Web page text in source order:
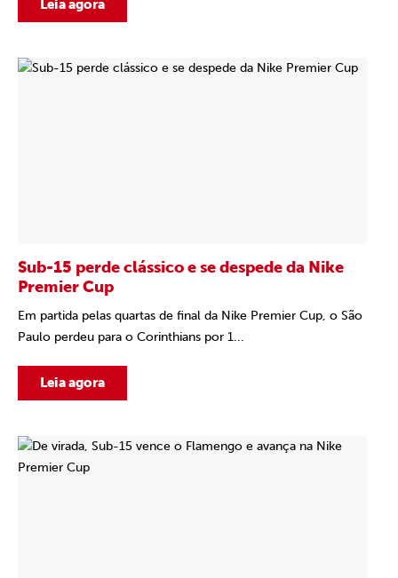
Leia agora
Sub-15 perde clássico e se despede da Nike
Premier Cup
Em partida pelas quartas de final da Nike Premier Cup, o São
Paulo perdeu para o Corinthians por 1...
Leia agora